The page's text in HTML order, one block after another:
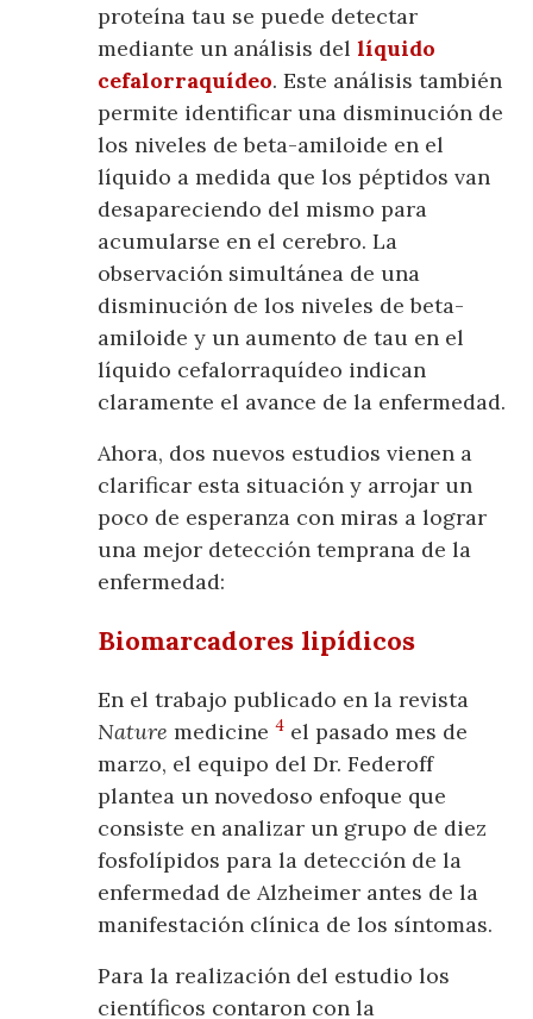
proteína tau se puede detectar
mediante un análisis dellíquido
cefalorraquídeo. Este análisis también
permite identificar una disminución de
los niveles de beta-amiloide en el
líquido a medida que los péptidos van
desapareciendo del mismo para
acumularse en el cerebro. La
observación simultánea de una
disminución de los niveles de beta-
amiloide y un aumento de tau en el
líquido cefalorraquídeo indican
claramente el avance de la enfermedad.
Ahora, dos nuevos estudios vienen a
clarificar esta situación y arrojar un
poco de esperanza con miras a lograr
una mejor detección temprana de la
enfermedad:
Biomarcadores lipídicos
En el trabajo publicado en la revista
Nature medicine4 el pasado mes de
marzo, el equipo del Dr. Federoff
plantea un novedoso enfoque que
consiste en analizar un grupo de diez
fosfolípidos para la detección de la
enfermedad de Alzheimer antes de la
manifestación clínica de los síntomas.
Para la realización del estudio los
científicos contaron con la